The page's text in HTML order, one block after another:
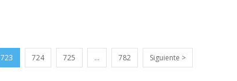
723 724 725 … 782 Siguiente >